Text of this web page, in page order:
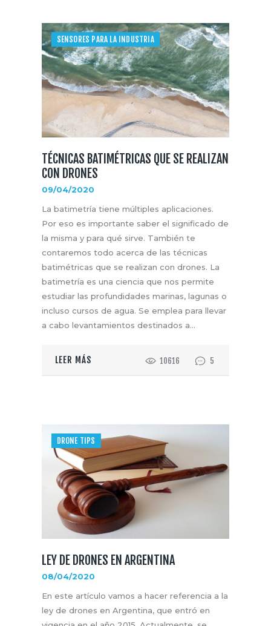
SENSORES PARA LA INDUSTRIA
TÉCNICAS BATIMÉTRICAS QUE SE REALIZAN
CON DRONES
09/04/2020
La batimetría tiene múltiples aplicaciones.
Por eso es importante saber el significado de
la misma y para qué sirve. También te
contaremos todo acerca de las técnicas
batimétricas que se realizan con drones. La
batimetría es una ciencia que nos permite
estudiar las profundidades marinas, lagunas o
incluso cursos de agua. Se emplea para llevar
a cabo levantamientos destinados a…
LEER MÁS 10616 5
DRONE TIPS
LEY DE DRONES EN ARGENTINA
08/04/2020
En este artículo vamos a hacer referencia a la
ley de drones en Argentina, que entró en